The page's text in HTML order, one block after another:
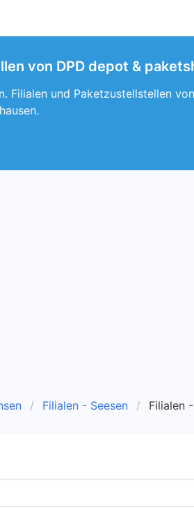
von DPD depot &
Filialen und Paketzustellstellen
Filialen - Seesen Filialen